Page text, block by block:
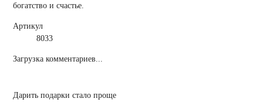
богатство и счастье.
Артикул
8033
Загрузка комментариев...
Дарить подарки стало проще